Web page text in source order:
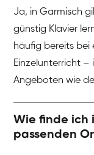
Ja, in Garmisch
günstig Klavier
häufig bereits bei
Einzelunterricht –
Angeboten wie
Wie finde ich
passenden